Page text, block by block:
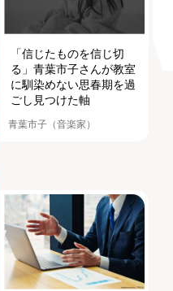
「信じたものを信じ切
る」青葉市子さんが教室
に馴染めない思春期を過
ごし見つけた軸
青葉市子（音楽家）